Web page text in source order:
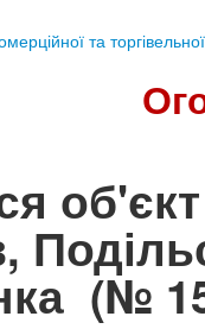
та
(№